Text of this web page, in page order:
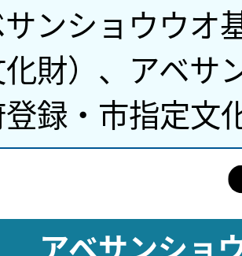
ンショウウオ
財）、アベサ
登録・市指定文
アベサンショ